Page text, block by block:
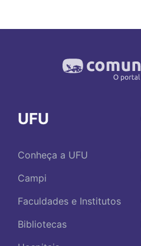
UFU
Conheça a UFU
Campi
Faculdades e Institutos
Bibliotecas